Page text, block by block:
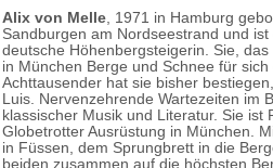
Alix von Melle , 1971 in Hamburg
Sandburgen am Nordseestrand und
deutsche Höhenbergsteigerin. Sie,
in München Berge und Schnee für
Achttausender hat sie bisher
Luis. Nervenzehrende Wartezeiten im
klassischer Musik und Literatur. Sie ist
Globetrotter Ausrüstung in München.
in Füssen, dem Sprungbrett in die
beiden zusammen auf die höchsten